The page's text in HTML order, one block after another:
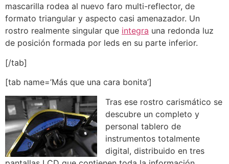
mascarilla rodea al nuevo faro multi-reflector, de
formato triangular y aspecto casi amenazador. Un
rostro realmente singular que integra una redonda luz
de posición formada por leds en su parte inferior.
[/tab]
[tab name=’Más que una cara bonita’]
Tras ese rostro carismático se
descubre un completo y
personal tablero de
instrumentos totalmente
digital, distribuido en tres